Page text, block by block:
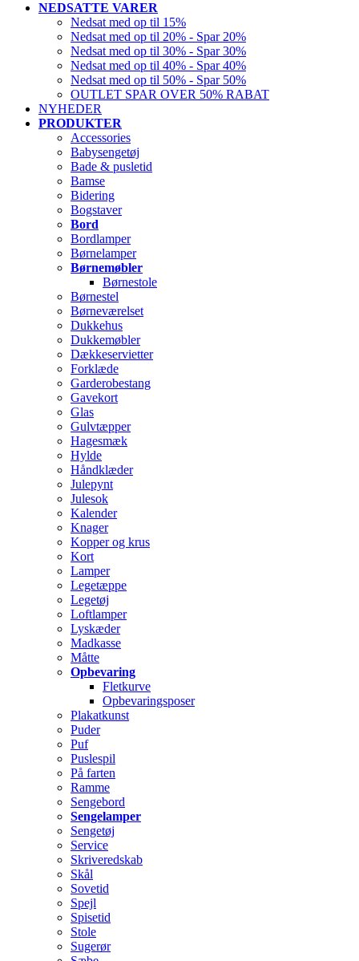
NEDSATTE VARER
Nedsat med op til 15%
Nedsat med op til 20% - Spar 20%
Nedsat med op til 30% - Spar 30%
Nedsat med op til 40% - Spar 40%
Nedsat med op til 50% - Spar 50%
OUTLET SPAR OVER 50% RABAT
NYHEDER
PRODUKTER
Accessories
Babysengetøj
Bade & pusletid
Bamse
Bidering
Bogstaver
Bord
Bordlamper
Børnelamper
Børnemøbler
Børnestole
Børnestel
Børneværelset
Dukkehus
Dukkemøbler
Dækkeservietter
Forklæde
Garderobestang
Gavekort
Glas
Gulvtæpper
Hagesmæk
Hylde
Håndklæder
Julepynt
Julesok
Kalender
Knager
Kopper og krus
Kort
Lamper
Legetæppe
Legetøj
Loftlamper
Lyskæder
Madkasse
Måtte
Opbevaring
Fletkurve
Opbevaringsposer
Plakatkunst
Puder
Puf
Puslespil
På farten
Ramme
Sengebord
Sengelamper
Sengetøj
Service
Skriveredskab
Skål
Sovetid
Spejl
Spisetid
Stole
Sugerør